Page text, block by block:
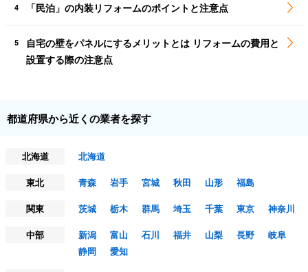
4 「民泊」の内装リフォームのポイントと注意点
5
自宅の壁をパネルにするメリットとは リフォームの費用と
設置する際の注意点
都道府県から近くの業者を探す
北海道
北海道
東北
青森 岩手 宮城 秋田 山形
福島
関東
茨城 栃木 群馬 埼玉 千葉 東京
神奈川
中部
新潟 富山 石川 福井 山梨 長野
岐阜
静岡
愛知